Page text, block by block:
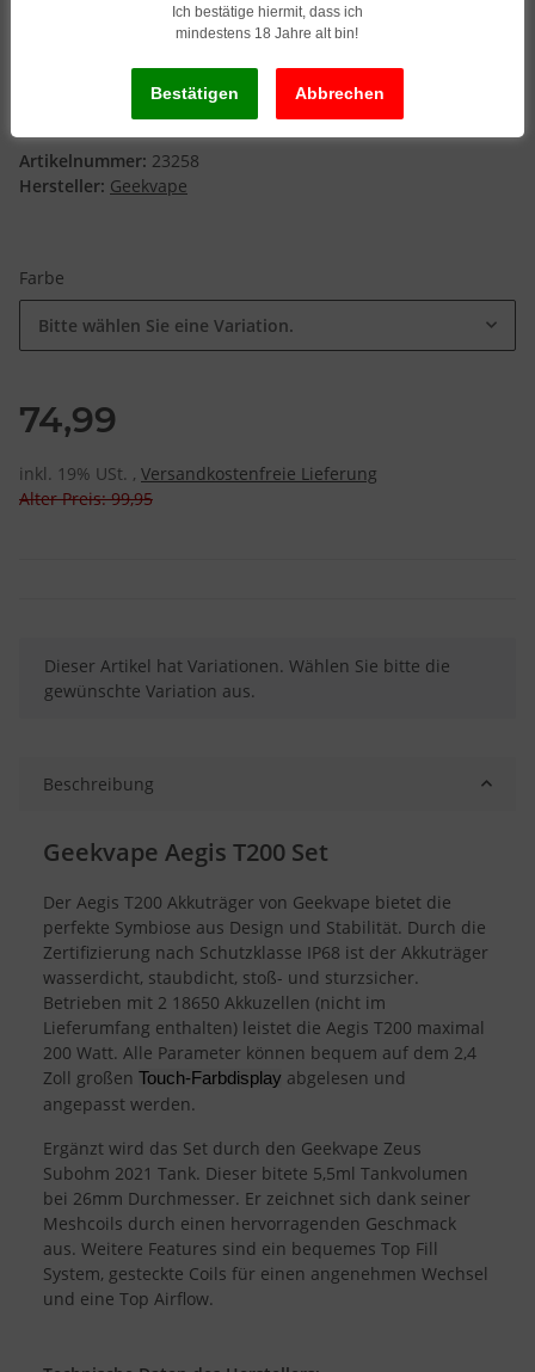
Geekvape Aegis T200 Set
Artikelnummer: 23258
Hersteller: Geekvape
Farbe
Bitte wählen Sie eine Variation.
74,99
inkl. 19% USt. , Versandkostenfreie Lieferung
Alter Preis: 99,95
x
Dieser Artikel hat Variationen. Wählen Sie bitte die
gewünschte Variation aus.
Beschreibung
Geekvape Aegis T200 Set
Der Aegis T200 Akkuträger von Geekvape bietet die
perfekte Symbiose aus Design und Stabilität. Durch die
Zertifizierung nach Schutzklasse IP68 ist der Akkuträger
wasserdicht, staubdicht, stoß- und sturzsicher.
Betrieben mit 2 18650 Akkuzellen (nicht im
Lieferumfang enthalten) leistet die Aegis T200 maximal
200 Watt. Alle Parameter können bequem auf dem 2,4
Zoll großen Touch-Farbdisplay abgelesen und
angepasst werden.
Ergänzt wird das Set durch den Geekvape Zeus
Subohm 2021 Tank. Dieser bitete 5,5ml Tankvolumen
bei 26mm Durchmesser. Er zeichnet sich dank seiner
Meshcoils durch einen hervorragenden Geschmack
aus. Weitere Features sind ein bequemes Top Fill
System, gesteckte Coils für einen angenehmen Wechsel
und eine Top Airflow.
Ich bestätige hiermit, dass ich
mindestens 18 Jahre alt bin!